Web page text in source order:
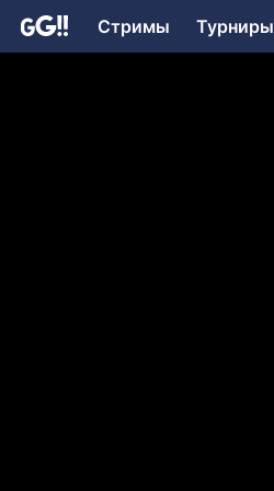
Стримы Турниры